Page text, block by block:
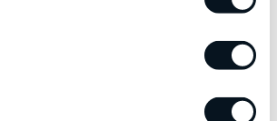
kan du slå en signal på till antingen